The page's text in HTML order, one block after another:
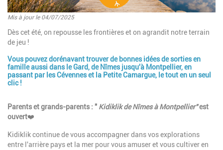
Mis à jour le 04/07/2025
Introduction
Dès cet été, on repousse les frontières et on agrandit notre terrain
de jeu !
Vous pouvez dorénavant trouver de bonnes idées de sorties en
famille aussi dans le Gard, de Nîmes jusqu'à Montpellier, en
passant par les Cévennes et la Petite Camargue, le tout en un seul
clic !
Description
Parents et grands-parents : " Kidiklik de Nîmes à Montpellier"est
ouvert❤️
Kidiklik continue de vous accompagner dans vos explorations
entre l'arrière pays et la mer pour vous amuser et vous cultiver en